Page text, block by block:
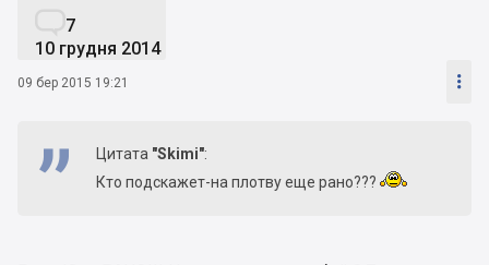
7
10 грудня 2014
09 бер 2015 19:21 
Цитата "Skimi":
Кто подскажет-на плотву еще рано???